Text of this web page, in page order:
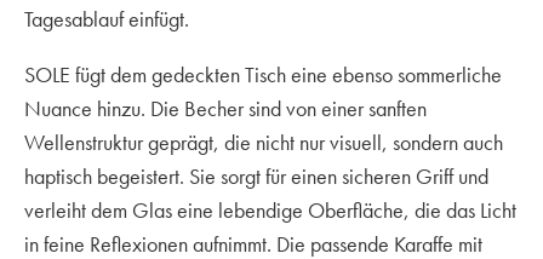
Tagesablauf einfügt.
SOLE fügt dem gedeckten Tisch eine ebenso sommerliche
Nuance hinzu. Die Becher sind von einer sanften
Wellenstruktur geprägt, die nicht nur visuell, sondern auch
haptisch begeistert. Sie sorgt für einen sicheren Griff und
verleiht dem Glas eine lebendige Oberfläche, die das Licht
in feine Reflexionen aufnimmt. Die passende Karaffe mit